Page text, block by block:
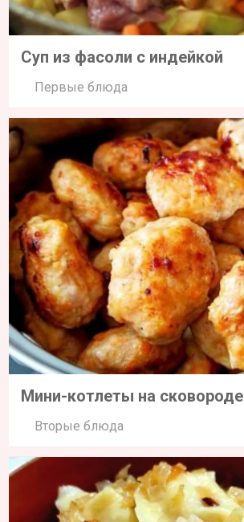
Суп из фасоли с индейкой
Первые блюда
Мини-котлеты на сковороде
Вторые блюда